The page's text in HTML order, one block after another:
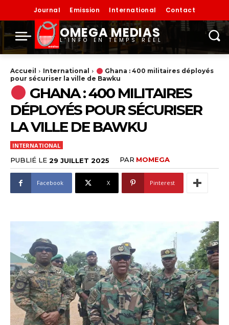
Journal Emission International Contact
OMEGA MEDIAS
L'INFO EN TEMPS RÉEL
Accueil International
Ghana : 400 militaires déployés
pour sécuriser la ville de Bawku
GHANA : 400 MILITAIRES
DÉPLOYÉS POUR SÉCURISER
LA VILLE DE BAWKU
INTERNATIONAL
PUBLIÉ LE 29 JUILLET 2025 PAR MOMEGA
Facebook X Pinterest